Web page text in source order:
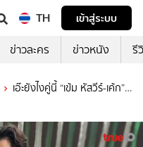
TH
เข้าสู่ระบบ
ข่าวละคร ข่าวหนัง รี
เอ๊ะยังไงคู่นี้ “เข้ม หัสวีร์-เค้ก”